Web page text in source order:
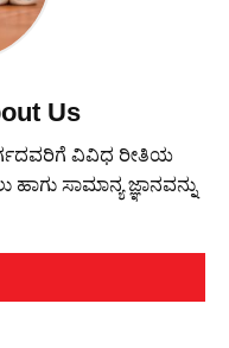
Us
ವಿವಿಧ ರೀತಿಯ
ಸಾಮಾನ್ಯ ಜ್ಞಾನವನ್ನು